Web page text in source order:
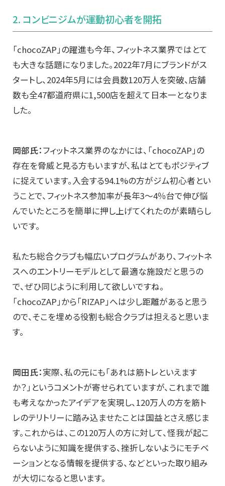
2. コンビニジムが運動初心者を開拓
「chocoZAP」の躍進も今年、フィットネス業界ではとて
も大きな話題になりました。2022年7月にブランドがス
タートし、2024年5月には会員数120万人を突破、店舗
数も全47都道府県に1,500店を超えて日本一となりま
した。
岡部氏：フィットネス業界のなかには、「chocoZAP」の
存在を脅威と見る方もいますが、私はとてもポジティブ
に捉えています。入会する94.1%の方がジム初心者とい
うことで、フィットネス参加率が長年3〜4％台で伸び悩
んでいたところを簡単に押し上げてくれたのが素晴らし
いです。
私たち総合クラブも幅広いプログラムがあり、フィットネ
スへのエントリーモデルとして最適な施設だと思うの
で、ぜひ同じように利用して欲しいですね。
「chocoZAP」から「RIZAP」へは少し距離があると思う
ので、そこを埋める役割も総合クラブは担えると思いま
す。
岡田氏：実際、私の元にも「あれは筋トレといえます
か？」というコメントが寄せられていますが、これまで誰
も考えなかったアイデアを実現し、120万人の方を筋ト
レのテリトリーに踏み込ませたことは国益とさえ感じま
す。これからは、この120万人の方に対して、怪我が起こ
らないように知識を提供する、挫折しないようにモチベ
ーションとなる情報を提供する、などといった取り組み
が大切になると思います。